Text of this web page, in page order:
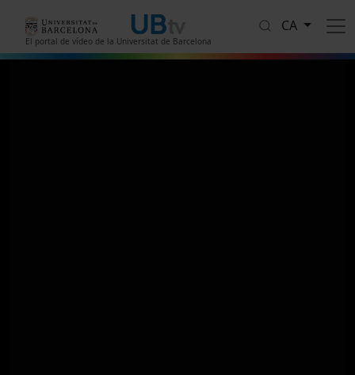
El portal de vídeo de la Universitat de Barcelona
CA